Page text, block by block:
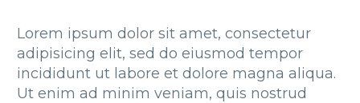
Lorem ipsum dolor sit amet, consectetur
adipisicing elit, sed do eiusmod tempor
incididunt ut labore et dolore magna aliqua.
Ut enim ad minim veniam, quis nostrud